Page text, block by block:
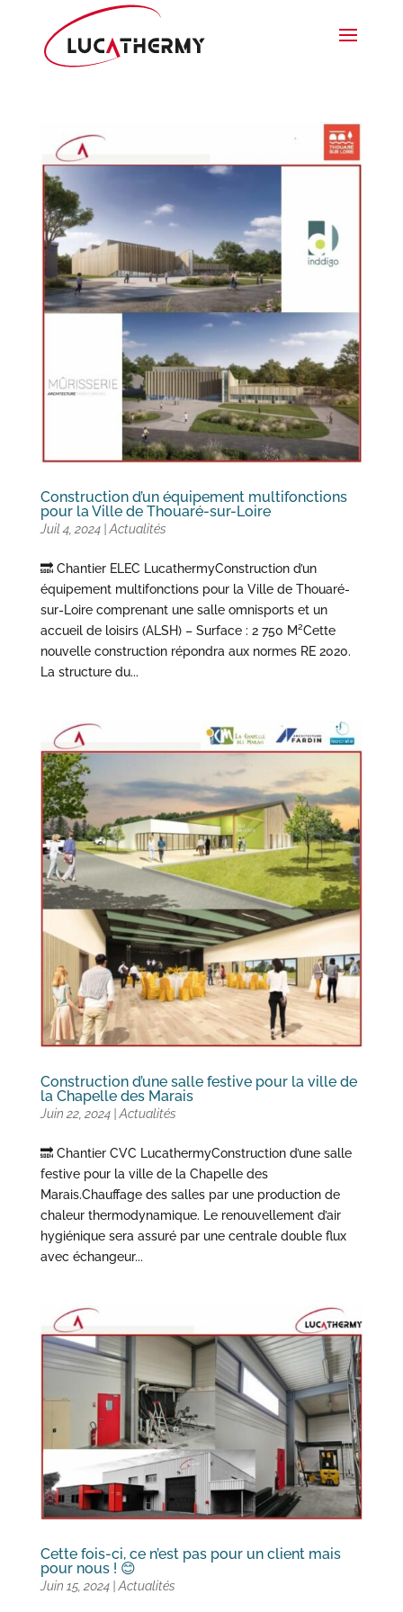
Construction d’un équipement multifonctions
pour la Ville de Thouaré-sur-Loire
Juil 4, 2024|Actualités
🔜 Chantier ELEC LucathermyConstruction d’un
équipement multifonctions pour la Ville de Thouaré-
sur-Loire comprenant une salle omnisports et un
accueil de loisirs (ALSH) – Surface : 2 750 M²Cette
nouvelle construction répondra aux normes RE 2020.
La structure du...
Construction d’une salle festive pour la ville de
la Chapelle des Marais
Juin 22, 2024|Actualités
🔜 Chantier CVC LucathermyConstruction d’une salle
festive pour la ville de la Chapelle des
Marais.Chauffage des salles par une production de
chaleur thermodynamique. Le renouvellement d’air
hygiénique sera assuré par une centrale double flux
avec échangeur...
Cette fois-ci, ce n’est pas pour un client mais
pour nous ! 😊
Juin 15, 2024|Actualités